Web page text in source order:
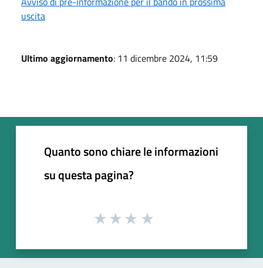
uscita
Ultimo aggiornamento: 11 dicembre 2024, 11:59
Quanto sono chiare le informazioni
su questa pagina?